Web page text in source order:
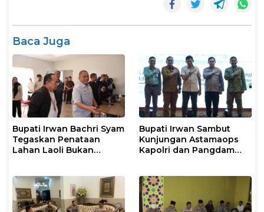
Baca Juga
Bupati Irwan Bachri Syam
Tegaskan Penataan
Lahan Laoli Bukan
Bupati Irwan Sambut
Kunjungan Astamaops
Kapolri dan Pangdam